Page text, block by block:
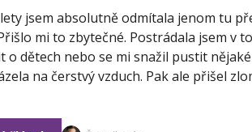
jsem absolutně odmítala jenom tu
mi to zbytečné. Postrádala jsem v
o dětech nebo se mi snažil pustit
na čerstvý vzduch. Pak ale přišel